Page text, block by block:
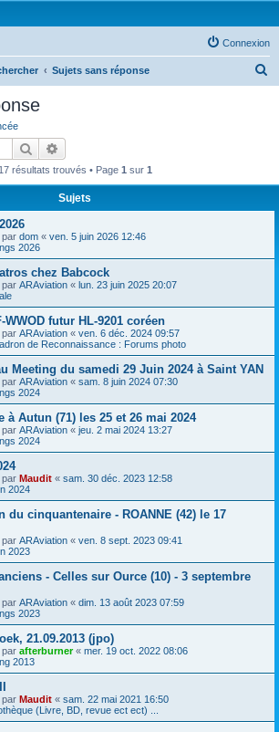
Connexion
Sujets sans réponse
Rechercher
17 résultats trouvés • Page 1 sur 1
Sujets
par dom « ven. 5 juin 2026 12:46
2026
chez Babcock
par ARAviation « lun. 23 juin 2025 20:07
WWOD futur HL-9201 coréen
par ARAviation « ven. 6 déc. 2024 09:57
de Reconnaissance : Forums photo
Meeting du samedi 29 Juin 2024 à Saint YAN
par ARAviation « sam. 8 juin 2024 07:30
2024
à Autun (71) les 25 et 26 mai 2024
par ARAviation « jeu. 2 mai 2024 13:27
2024
par Maudit « sam. 30 déc. 2023 12:58
2024
du cinquantenaire - ROANNE (42) le 17
par ARAviation « ven. 8 sept. 2023 09:41
2023
- Celles sur Ource (10) - 3 septembre
par ARAviation « dim. 13 août 2023 07:59
2023
21.09.2013 (jpo)
par afterburner« mer. 19 oct. 2022 08:06
2013
par Maudit « sam. 22 mai 2021 16:50
(Livre, BD, revue ect ect) ...